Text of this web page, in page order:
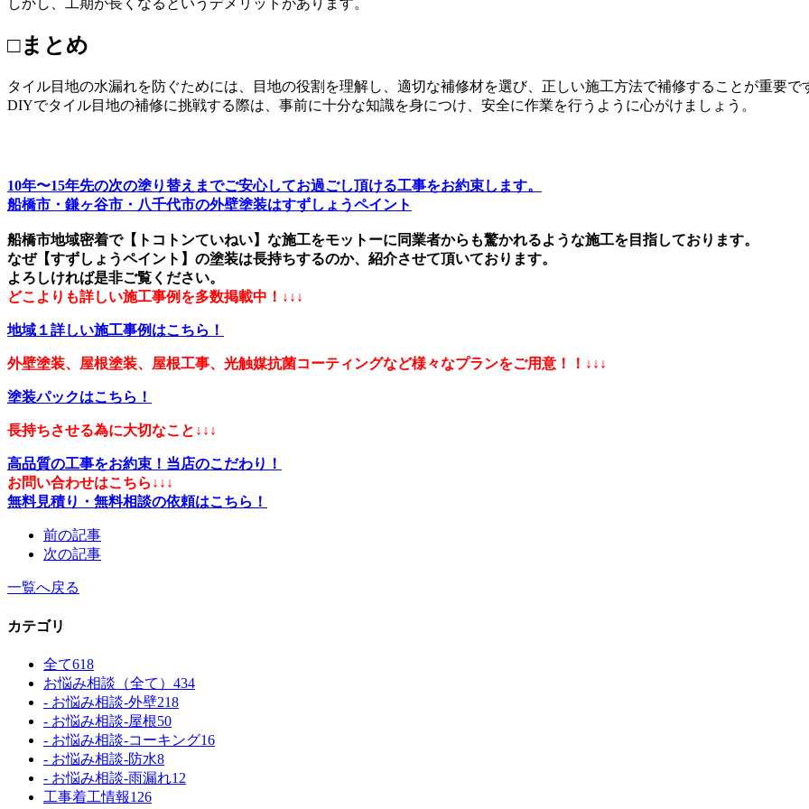
□まとめ
タイル目地の水漏れを防ぐためには、目地の役割を理解し、適切な補修材を選び、正しい施工方法で補修することが重要で
DIYでタイル目地の補修に挑戦する際は、事前に十分な知識を身につけ、安全に作業を行うように心がけましょう。
10年〜15年先の次の塗り替えまでご安心してお過ごし頂ける工事をお約束します。
船橋市・鎌ヶ谷市・八千代市の外壁塗装はすずしょうペイント
船橋市地域密着で【トコトンていねい】な施工をモットーに同業者からも驚かれるような施工を目指しております。
なぜ【すずしょうペイント】の塗装は長持ちするのか、紹介させて頂いております。
よろしければ是非ご覧ください。
どこよりも詳しい施工事例を多数掲載中！↓↓↓
地域１詳しい施工事例はこちら！
外壁塗装、屋根塗装、屋根工事、光触媒抗菌コーティングなど様々なプランをご用意！！↓↓↓
塗装パックはこちら！
長持ちさせる為に大切なこと↓↓↓
高品質の工事をお約束！当店のこだわり！
お問い合わせはこちら↓↓↓
無料見積り・無料相談の依頼はこちら！
前の記事
次の記事
一覧へ戻る
カテゴリ
全て618
お悩み相談（全て） 434
- お悩み相談-外壁218
- お悩み相談-屋根50
- お悩み相談-コーキング16
- お悩み相談-防水8
- お悩み相談-雨漏れ12
工事着工情報126